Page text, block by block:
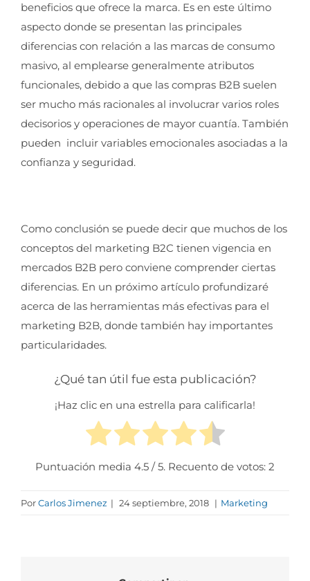
beneficios que ofrece la marca. Es en este último
aspecto donde se presentan las principales
diferencias con relación a las marcas de consumo
masivo, al emplearse generalmente atributos
funcionales, debido a que las compras B2B suelen
ser mucho más racionales al involucrar varios roles
decisorios y operaciones de mayor cuantía. También
pueden incluir variables emocionales asociadas a la
confianza y seguridad.
Como conclusión se puede decir que muchos de los
conceptos del marketing B2C tienen vigencia en
mercados B2B pero conviene comprender ciertas
diferencias. En un próximo artículo profundizaré
acerca de las herramientas más efectivas para el
marketing B2B, donde también hay importantes
particularidades.
¿Qué tan útil fue esta publicación?
¡Haz clic en una estrella para calificarla!
Puntuación media 4.5 / 5. Recuento de votos: 2
PorCarlos Jimenez | 24 septiembre, 2018 | Marketing